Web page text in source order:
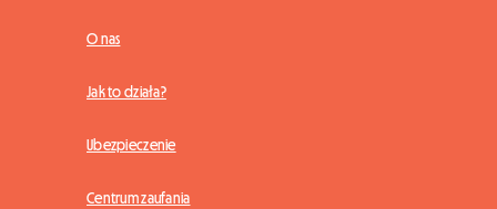
O nas
Jak to działa?
Ubezpieczenie
Centrum zaufania